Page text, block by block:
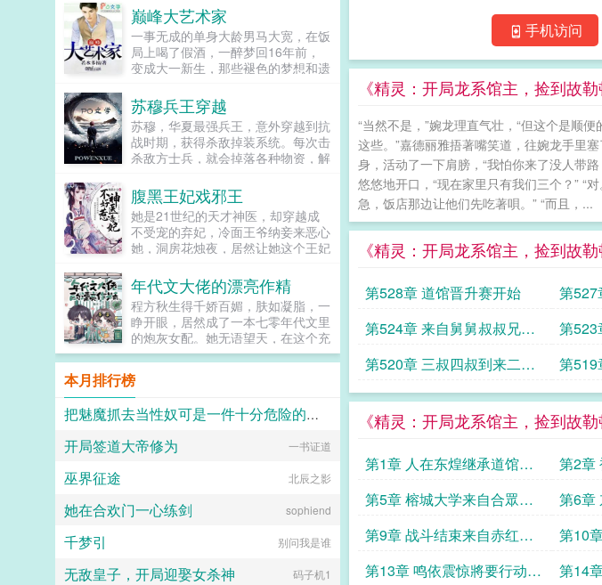
手机访问
《精灵：开局龙系馆主，捡到故
“当然不是，”婉龙理直气壮，“但这个是顺
这些。”嘉德丽雅捂著嘴笑道，往婉龙手里
身，活动了一下肩膀，“我怕你来了没人带
悠悠地开口，“现在家里只有我们三个？” “
急，饭店那边让他们先吃著唄。” “而且，...
《精灵：开局龙系馆主，捡到故
第528章 道馆晋升赛开始
第527
依相见
第524章 来自舅舅叔叔兄弟
的催婚
第523
然晃
第520章 三叔四叔到来二人
的礼物
第519
的大礼
《精灵：开局龙系馆主，捡到故
第1章 人在东煌继承道馆有
个四天王未婚妻
第2章
饶的
第5章 榕城大学来自合眾地
区的交换生
第6章
梦
第9章 战斗结束来自赤红的
夸讚
第10
睡美人
第13章 鸣依震惊將要行动的
第14
色，他就能重获新生。楚祖改人设是
吧？老擅长了！第一本读者A你可以
让反派降智，但你最好不要做梦觉得
读者也会降智，很难懂吗？还是读者
A靠靠靠！早说是大佬的局中局中局
声了！！第二本读者B狗塑适可而
止，就算你重复强调五百次他是可爱
狗狗，但我只看到了一只舔狗，还是
不会汪汪叫的那种。还是读者B起猛
里能领养，阿祖！我也要养阿祖！！
第三本读者C作者生活这么不如意，
一定要搞这么五毒俱全的角色？写不
出来东西找个班上吧。还是读者
CMD，祖神，我可真该死啊！第四
的一般，但我改得还行吧？系统你知
道什么叫边缘角色吗？人气大爆角色
算什么边缘角色啊！！！TIPS12100
存稿箱吐章节，偶尔抽空改错字2警
惕祖哥感情牌，他是个狠人3wb短不
拉揪，随机掉落祖哥CG4论坛都会标
注发言时间，精确到秒，有用5是想
简单尝试各种题材的产物，专栏预收
有各个题材，收收菜呗w...
巅峰大艺术家
一事无成的单身大龄男马大宽，在饭
局上喝了假酒，一醉梦回16年前，
变成大一新生，那些褪色的梦想和遗
家，做导演，收藏古玩字画，...
苏穆兵王穿越
苏穆，华夏最强兵王，意外穿越到抗
战时期，获得杀敌掉装系统。每次击
杀敌方士兵，就会掉落各种物资，解
系统提示恭喜宿主击杀敌方士...
腹黑王妃戏邪王
她是21世纪的天才神医，却穿越成
不受宠的弃妃，冷面王爷纳妾来恶心
她，洞房花烛夜，居然让她这个王妃
着几面旗子，对着床头摇旗呐...
年代文大佬的漂亮作精
程方秋生得千娇百媚，肤如凝脂，一
睁开眼，居然成了一本七零年代文里
的炮灰女配。她无语望天，在这个充
满限制的时代，她只想当条咸鱼，拿
着便宜老公的丰厚工资买买买，顺便
再好好享受宽肩窄腰，冷峻帅气...
本月排行榜
把魅魔抓去当性奴可是一件十分危险的事情呢~
飞鱼丸子喵
开局签道大帝修为 一书证道
巫界征途 北辰之影
她在合欢门一心练剑 sophiend
千梦引 别问我是谁
无敌皇子，开局迎娶女杀神 码子机1